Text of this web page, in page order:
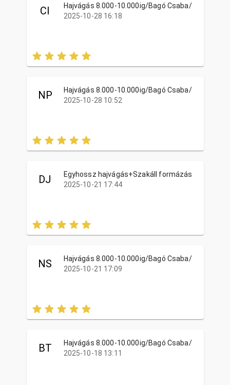
CI
Hajvágás 8.000-10.000ig/Bagó Csaba/
2025-10-28 16:18
NP
Hajvágás 8.000-10.000ig/Bagó Csaba/
2025-10-28 10:52
DJ
Egyhossz hajvágás+Szakáll formázás
2025-10-21 17:44
NS
Hajvágás 8.000-10.000ig/Bagó Csaba/
2025-10-21 17:09
BT
Hajvágás 8.000-10.000ig/Bagó Csaba/
2025-10-18 13:11